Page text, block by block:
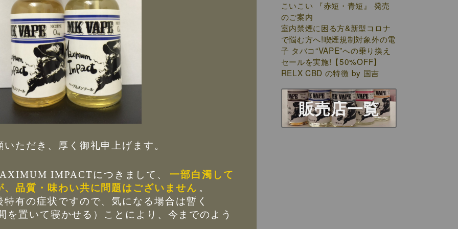
ただき、厚く御礼申上げます。
IMPACTにつきまして、
一部白濁して
品質・味わい共に問題はございません 。
有の症状ですので、気になる場合は暫く
を置いて寝かせる）ことにより、今までのよう
こいこい 『赤短・青短』 発売
のご案内
室内禁煙に困る方&新型コロナ
で悩む方へ!喫煙規制対象外の電
子 タバコ“VAPE”への乗り換え
セールを実施!【50%OFF】
RELX CBD の特徴 by 国吉
販売店一覧